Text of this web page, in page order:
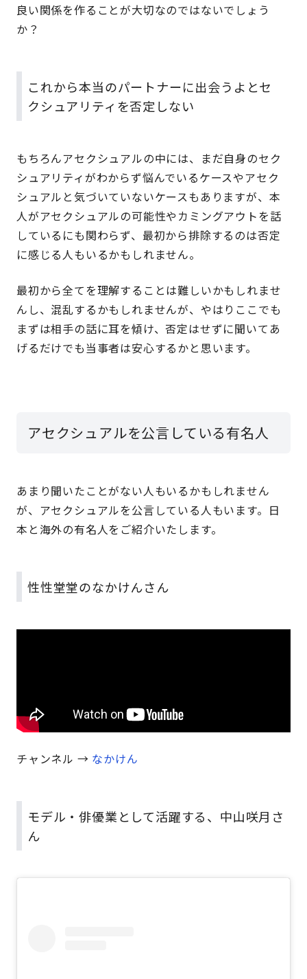
良い関係を作ることが大切なのではないでしょう
か？
これから本当のパートナーに出会うよとセ
クシュアリティを否定しない
もちろんアセクシュアルの中には、まだ自身のセク
シュアリティがわからず悩んでいるケースやアセク
シュアルと気づいていないケースもありますが、本
人がアセクシュアルの可能性やカミングアウトを話
しているにも関わらず、最初から排除するのは否定
に感じる人もいるかもしれません。
最初から全てを理解することは難しいかもしれませ
んし、混乱するかもしれませんが、やはりここでも
まずは相手の話に耳を傾け、否定はせずに聞いてあ
げるだけでも当事者は安心するかと思います。
アセクシュアルを公言している有名人
あまり聞いたことがない人もいるかもしれません
が、アセクシュアルを公言している人もいます。日
本と海外の有名人をご紹介いたします。
性性堂堂のなかけんさん
チャンネル → なかけん
モデル・俳優業として活躍する、中山咲月さ
ん